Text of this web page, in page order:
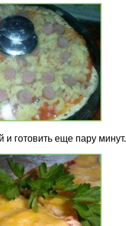
и готовить еще пару минут.